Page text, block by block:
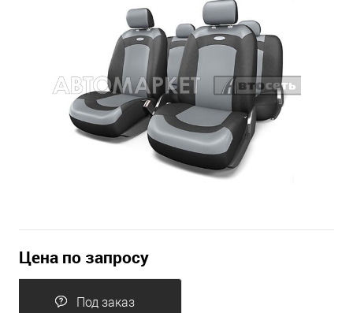
Цена по запросу
Под заказ